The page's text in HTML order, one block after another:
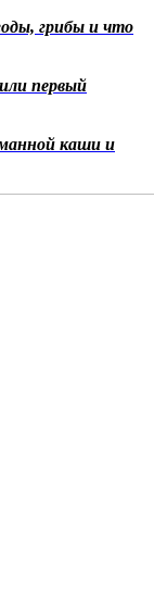
грибы и что
первый
каши и